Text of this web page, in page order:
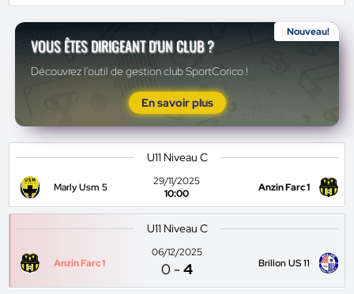
Nouveau!
VOUS ÊTES DIRIGEANT D'UN CLUB ?
Découvrez l'outil de gestion club SportCorico !
En savoir plus
U11 Niveau C
Marly Usm 5
29/11/2025
10:00
Anzin Farc 1
U11 Niveau C
Anzin Farc 1
06/12/2025
0 -4 Brillon US 11